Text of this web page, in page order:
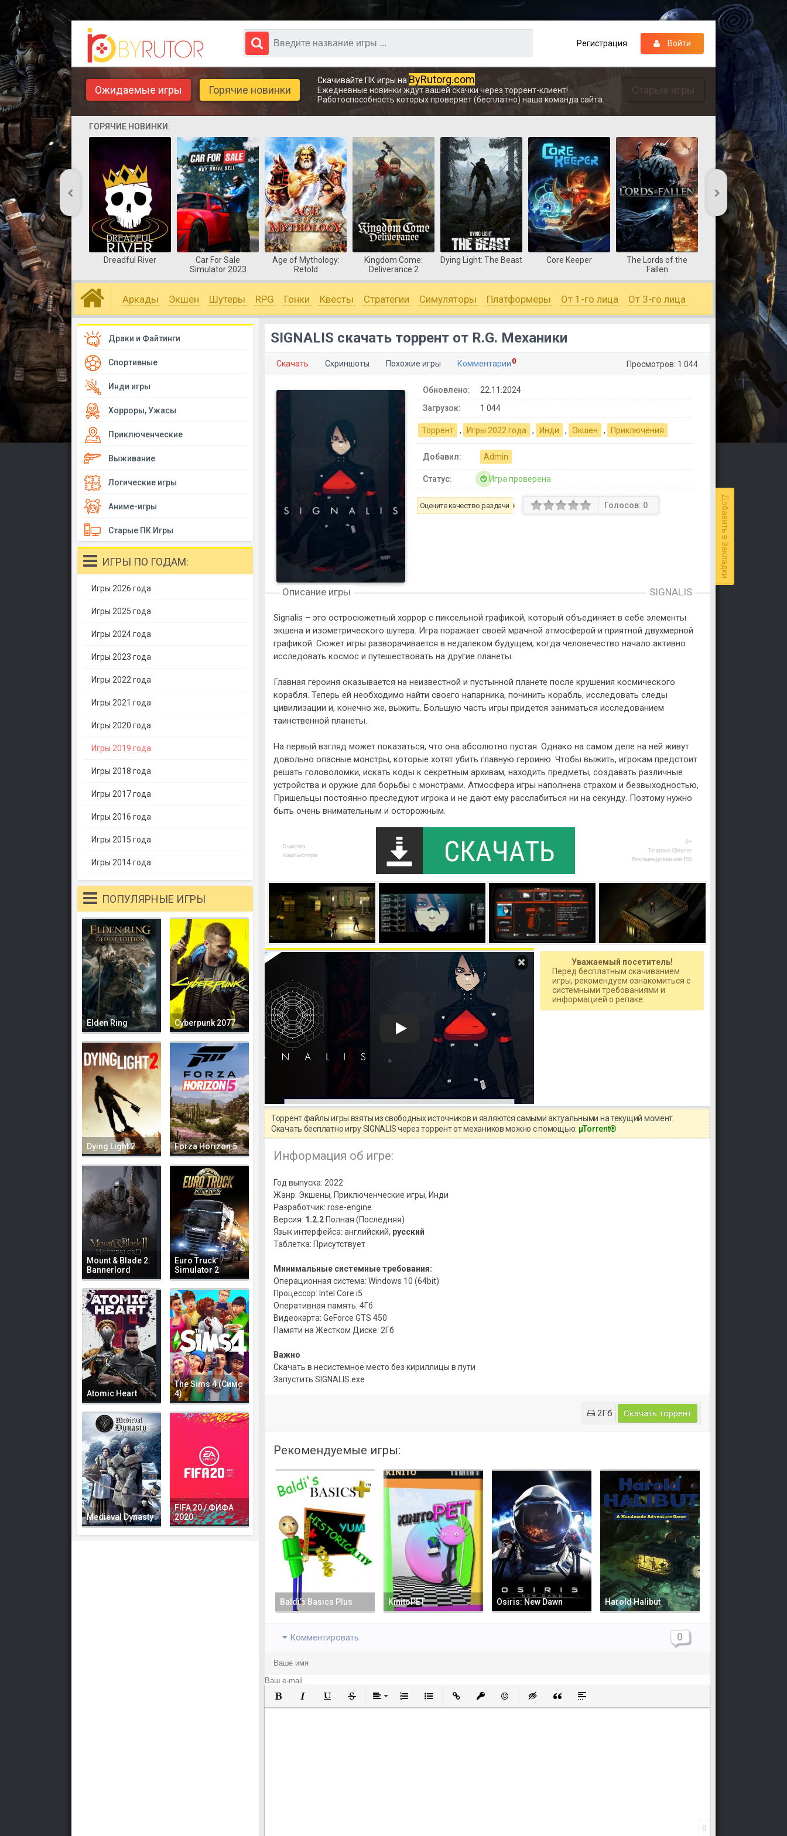
Регистрация Войти
Ожидаемые игры Горячие новинки Старые игры
Скачивайте ПК игры на ByRutorg.com
Ежедневные новинки ждут вашей скачки через торрент-клиент!
Работоспособность которых проверяет (бесплатно) наша команда сайта.
ГОРЯЧИЕ НОВИНКИ:
Dreadful River
Car For Sale
Simulator 2023
Age of Mythology:
Retold
Kingdom Come:
Deliverance 2
Dying Light: The Beast Core Keeper
The Lords of the
Fallen
REANIMAL
Аркады Экшен Шутеры RPG Гонки Квесты Стратегии Симуляторы Платформеры От 1-го лица От 3-го лица
Добавить в Закладки
SIGNALIS скачать торрент от R.G. Механики
Скачать Скриншоты Похожие игры Комментарии 0 Просмотров: 1 044
Обновлено:
22.11.2024
Загрузок:
1 044
Торрент , Игры 2022 года , Инди , Экшен , Приключения
Добавил: Admin
Статус: Игра проверена
Оцените качество раздачи Голосов: 0
Описание игры SIGNALIS
Signalis – это остросюжетный хоррор с пиксельной графикой, который объединяет в себе элементы
экшена и изометрического шутера. Игра поражает своей мрачной атмосферой и приятной двухмерной
графикой. Сюжет игры разворачивается в недалеком будущем, когда человечество начало активно
исследовать космос и путешествовать на другие планеты.
Главная героиня оказывается на неизвестной и пустынной планете после крушения космического
корабля. Теперь ей необходимо найти своего напарника, починить корабль, исследовать следы
цивилизации и, конечно же, выжить. Большую часть игры придется заниматься исследованием
таинственной планеты.
На первый взгляд может показаться, что она абсолютно пустая. Однако на самом деле на ней живут
довольно опасные монстры, которые хотят убить главную героиню. Чтобы выжить, игрокам предстоит
решать головоломки, искать коды к секретным архивам, находить предметы, создавать различные
устройства и оружие для борьбы с монстрами. Атмосфера игры наполнена страхом и безвыходностью,
Пришельцы постоянно преследуют игрока и не дают ему расслабиться ни на секунду. Поэтому нужно
быть очень внимательным и осторожным.
Уважаемый посетитель!
Перед бесплатным скачиванием
игры, рекомендуем ознакомиться с
системными требованиями и
информацией о репаке.
Торрент файлы игры взяты из свободных источников и являются самыми актуальными на текущий момент.
Скачать бесплатно игру SIGNALIS через торрент от механиков можно с помощью: μTorrent®
Информация об игре:
Год выпуска: 2022
Жанр: Экшены, Приключенческие игры, Инди
Разработчик: rose-engine
Версия: 1.2.2 Полная (Последняя)
Язык интерфейса: английский, русский
Таблетка: Присутствует
Минимальные системные требования:
Операционная система: Windows 10 (64bit)
Процессор: Intel Core i5
Оперативная память: 4Гб
Видеокарта: GeForce GTS 450
Памяти на Жестком Диске: 2Гб
Важно
Скачать в несистемное место без кириллицы в пути
Запустить SIGNALIS.exe
2Гб Скачать торрент
Рекомендуемые игры:
Baldi’s Basics Plus KinitoPET Osiris: New Dawn Harold Halibut
Комментировать 0
Полужирный
КурсивПодчеркнутый
ЗачеркнутыйВыравнивание
Нумерованный список
Маркированный список
Вставить ссылку
Вставить защищенную ссылку
Вставить смайлик
Вставка скрытого текста
Вставка цитаты
Вставка спойлера
0
Драки и Файтинги
Спортивные
Инди игры
Хорроры, Ужасы
Приключенческие
Выживание
Логические игры
Аниме-игры
Старые ПК Игры
ИГРЫ ПО ГОДАМ:
Игры 2026 года
Игры 2025 года
Игры 2024 года
Игры 2023 года
Игры 2022 года
Игры 2021 года
Игры 2020 года
Игры 2019 года
Игры 2018 года
Игры 2017 года
Игры 2016 года
Игры 2015 года
Игры 2014 года
ПОПУЛЯРНЫЕ ИГРЫ
Elden Ring Cyberpunk 2077
Dying Light 2 Forza Horizon 5
Mount & Blade 2:
Bannerlord
Euro Truck
Simulator 2
Atomic Heart
The Sims 4 (Симс
4)
Medieval Dynasty
FIFA 20 / ФИФА
2020